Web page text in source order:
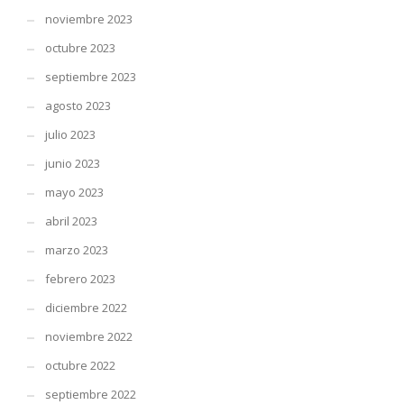
noviembre 2023
octubre 2023
septiembre 2023
agosto 2023
julio 2023
junio 2023
mayo 2023
abril 2023
marzo 2023
febrero 2023
diciembre 2022
noviembre 2022
octubre 2022
septiembre 2022